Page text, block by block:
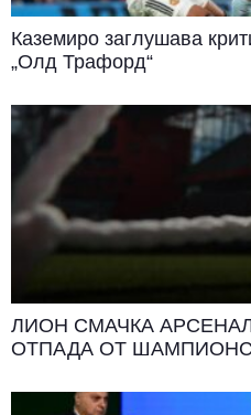
Каземиро заглушава
„Олд Трафорд“
ЛИОН СМАЧКА
ОТПАДА ОТ